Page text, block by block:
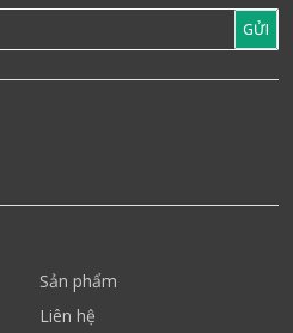
GỬI
Sản phẩm
Liên hệ